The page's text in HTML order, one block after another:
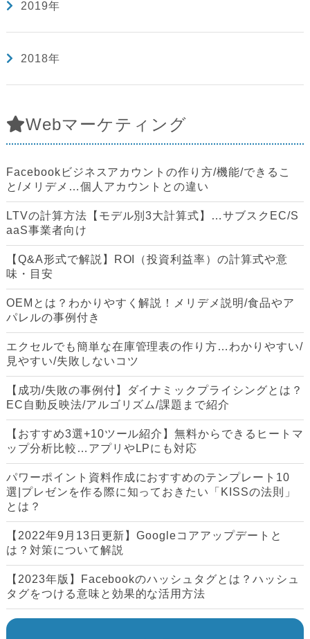
2019年
2018年
Webマーケティング
Facebookビジネスアカウントの作り方/機能/できるこ
と/メリデメ…個人アカウントとの違い
LTVの計算方法【モデル別3大計算式】…サブスクEC/S
aaS事業者向け
【Q&A形式で解説】ROI（投資利益率）の計算式や意
味・目安
OEMとは？わかりやすく解説！メリデメ説明/食品やア
パレルの事例付き
エクセルでも簡単な在庫管理表の作り方…わかりやすい/
見やすい/失敗しないコツ
【成功/失敗の事例付】ダイナミックプライシングとは？
EC自動反映法/アルゴリズム/課題まで紹介
【おすすめ3選+10ツール紹介】無料からできるヒートマ
ップ分析比較…アプリやLPにも対応
パワーポイント資料作成におすすめのテンプレート10
選|プレゼンを作る際に知っておきたい「KISSの法則」
とは？
【2022年9月13日更新】Googleコアアップデートと
は？対策について解説
【2023年版】Facebookのハッシュタグとは？ハッシュ
タグをつける意味と効果的な活用方法